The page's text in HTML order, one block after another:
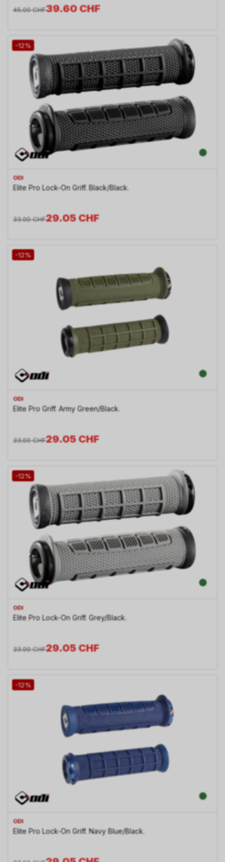
39.60CHF
45.00 CHF
-12%
ODI
Elite Pro Lock-On Griff. Black/Black.
29.05CHF
33.00 CHF
-12%
ODI
Elite Pro Griff. Army Green/Black.
29.05CHF
33.00 CHF
-12%
ODI
Elite Pro Lock-On Griff. Grey/Black.
29.05CHF
33.00 CHF
-12%
ODI
Elite Pro Lock-On Griff. Navy Blue/Black.